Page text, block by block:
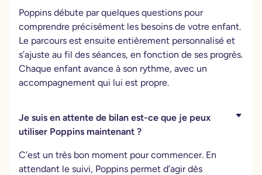
Poppins débute par quelques questions pour
comprendre précisément les besoins de votre enfant.
Le parcours est ensuite entièrement personnalisé et
s’ajuste au fil des séances, en fonction de ses progrès.
Chaque enfant avance à son rythme, avec un
accompagnement qui lui est propre.
Je suis en attente de bilan est-ce que je peux
utiliser Poppins maintenant ?
C’est un très bon moment pour commencer. En
attendant le suivi, Poppins permet d’agir dès